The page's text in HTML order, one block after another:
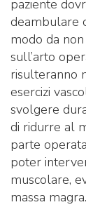
paziente
deambulare
modo da
sull’arto
risulteranno
esercizi
svolgere
di ridurre al
parte
poter
muscolare,
massa magra.